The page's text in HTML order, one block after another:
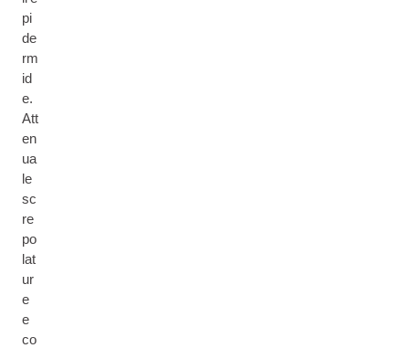
pi
de
rm
id
e.
Att
en
ua
le
sc
re
po
lat
ur
e
e
co